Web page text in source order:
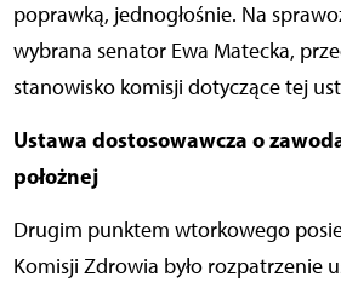
poprawką, jednogłośnie. Na
wybrana senator Ewa Matecka,
stanowisko komisji dotyczące tej
Ustawa dostosowawcza o
położnej
Drugim punktem wtorkowego
Komisji Zdrowia było rozpatrzenie